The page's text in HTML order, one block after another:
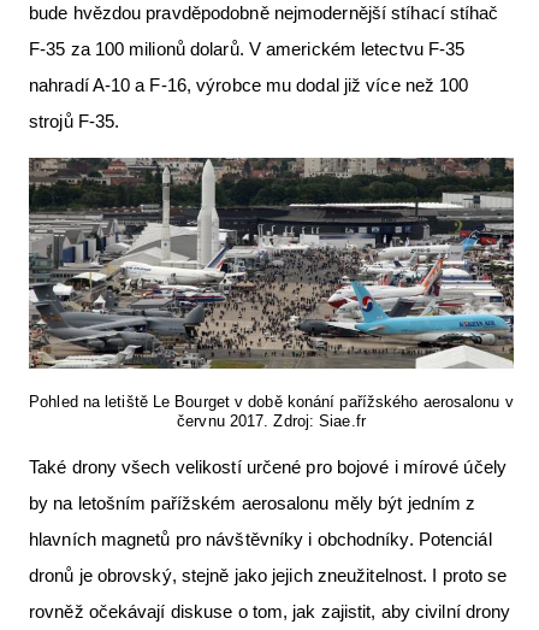
bude hvězdou pravděpodobně nejmodernější stíhací stíhač
F-35 za 100 milionů dolarů. V americkém letectvu F-35
nahradí A-10 a F-16, výrobce mu dodal již více než 100
strojů F-35.
Pohled na letiště Le Bourget v době konání pařížského aerosalonu v
červnu 2017. Zdroj: Siae.fr
Také drony všech velikostí určené pro bojové i mírové účely
by na letošním pařížském aerosalonu měly být jedním z
hlavních magnetů pro návštěvníky i obchodníky. Potenciál
dronů je obrovský, stejně jako jejich zneužitelnost. I proto se
rovněž očekávají diskuse o tom, jak zajistit, aby civilní drony